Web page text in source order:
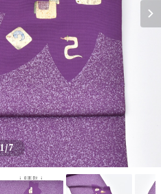
1/7